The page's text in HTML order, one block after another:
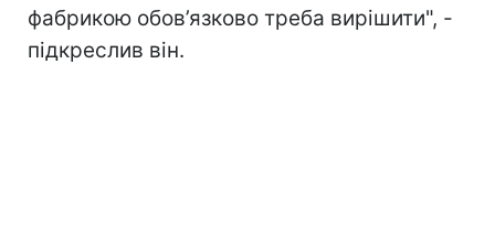
фабрикою обов’язково треба вирішити", -
підкреслив він.